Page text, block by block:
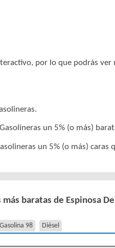
por lo que podrás
un 5% (o más)
un 5% (o más) caras
baratas de Espinosa
Gasolina 98 Diésel